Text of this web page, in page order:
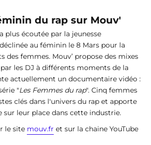
du rap sur Mouv'
plus écoutée par la jeunesse
au féminin le 8 Mars pour la
des femmes. Mouv’ propose des mixes
les DJ à différents moments de la
actuellement un documentaire vidéo :
"Les Femmes du rap". Cinq femmes
clés dans l'univers du rap et apporte
sur leur place dans cette industrie.
le site mouv.fr et sur la chaine YouTube